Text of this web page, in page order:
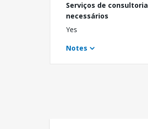
Serviços de consultoria
necessários
Yes
Notes